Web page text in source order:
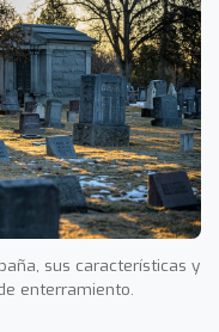
sus características y
enterramiento.